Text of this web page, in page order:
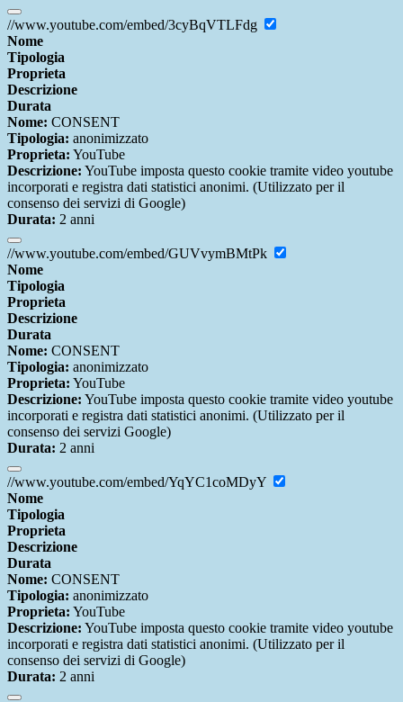
//www.youtube.com/embed/3cyBqVTLFdg
Nome
Tipologia
Proprieta
Descrizione
Durata
Nome: CONSENT
Tipologia: anonimizzato
Proprieta: YouTube
Descrizione: YouTube imposta questo cookie tramite video youtube
incorporati e registra dati statistici anonimi. (Utilizzato per il
consenso dei servizi di Google)
Durata: 2 anni
//www.youtube.com/embed/GUVvymBMtPk
Nome
Tipologia
Proprieta
Descrizione
Durata
Nome: CONSENT
Tipologia: anonimizzato
Proprieta: YouTube
Descrizione: YouTube imposta questo cookie tramite video youtube
incorporati e registra dati statistici anonimi. (Utilizzato per il
consenso dei servizi Google)
Durata: 2 anni
//www.youtube.com/embed/YqYC1coMDyY
Nome
Tipologia
Proprieta
Descrizione
Durata
Nome: CONSENT
Tipologia: anonimizzato
Proprieta: YouTube
Descrizione: YouTube imposta questo cookie tramite video youtube
incorporati e registra dati statistici anonimi. (Utilizzato per il
consenso dei servizi di Google)
Durata: 2 anni